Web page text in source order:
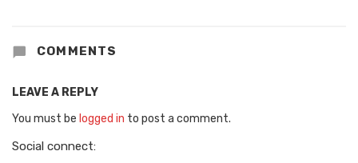
COMMENTS
LEAVE A REPLY
You must be logged in to post a comment.
Social connect: